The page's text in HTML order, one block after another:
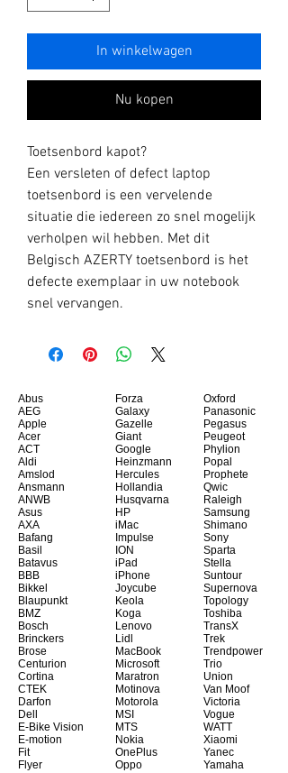
In winkelwagen
Nu kopen
Toetsenbord kapot?
Een versleten of defect laptop
toetsenbord is een vervelende
situatie die iedereen zo snel mogelijk
verholpen wil hebben. Met dit
Belgisch AZERTY toetsenbord is het
defecte exemplaar in uw notebook
snel vervangen.
Abus
AEG
Apple
Acer
ACT
Aldi
Amslod
Ansmann
ANWB
Asus
AXA
Bafang
Basil
Batavus
BBB
Bikkel
Blaupunkt
BMZ
Bosch
Brinckers
Brose
Centurion
Cortina
CTEK
Darfon
Dell
E-Bike Vision
E-motion
Fit
Flyer
Forza
Galaxy
Gazelle
Giant
Google
Heinzmann
Hercules
Hollandia
Husqvarna
HP
iMac
Impulse
ION
iPad
iPhone
Joycube
Keola
Koga
Lenovo
Lidl
MacBook
Microsoft
Maratron
Motinova
Motorola
MSI
MTS
Nokia
OnePlus
Oppo
Oxford
Panasonic
Pegasus
Peugeot
Phylion
Popal
Prophete
Qwic
Raleigh
Samsung
Shimano
Sony
Sparta
Stella
Suntour
Supernova
Topology
Toshiba
TransX
Trek
Trendpower
Trio
Union
Van Moof
Victoria
Vogue
WATT
Xiaomi
Yanec
Yamaha